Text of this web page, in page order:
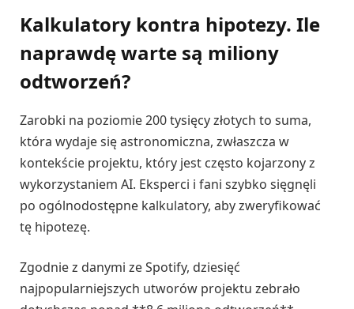
Kalkulatory kontra hipotezy. Ile
naprawdę warte są miliony
odtworzeń?
Zarobki na poziomie 200 tysięcy złotych to suma,
która wydaje się astronomiczna, zwłaszcza w
kontekście projektu, który jest często kojarzony z
wykorzystaniem AI. Eksperci i fani szybko sięgnęli
po ogólnodostępne kalkulatory, aby zweryfikować
tę hipotezę.
Zgodnie z danymi ze Spotify, dziesięć
najpopularniejszych utworów projektu zebrało